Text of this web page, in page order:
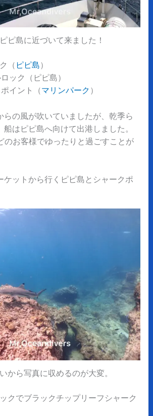
ピ島に近づいて来ました！
（ ピピ島）
ック（ピピ島）
イント（マリンパーク ）
らの風が吹いていましたが、乾季ら
船はピピ島へ向けて出港しました。
のお客様でゆったりと過ごすことが
ケットから行くピピ島とシャークポ
から写真に収めるのが大変。
クでブラックチップリーフシャーク